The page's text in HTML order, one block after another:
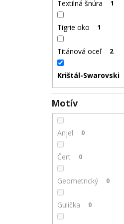
Textilná šnúra 1
Tigrie oko 1
Titánová oceľ 2
Krištál-Swarovski
Motív
Anjel 0
Čert 0
Geometrický 0
Gulička 0